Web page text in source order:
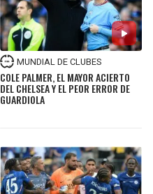
MUNDIAL DE CLUBES
COLE PALMER, EL MAYOR ACIERTO
DEL CHELSEA Y EL PEOR ERROR DE
GUARDIOLA